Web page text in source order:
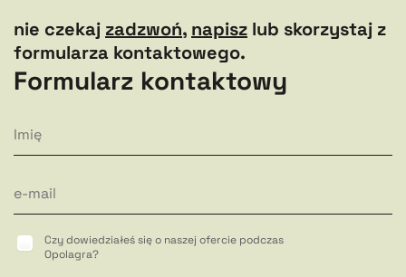
nie czekaj zadzwoń, napisz lub skorzystaj z
formularza kontaktowego.
Formularz kontaktowy
Czy dowiedziałeś się o naszej ofercie podczas
Opolagra?